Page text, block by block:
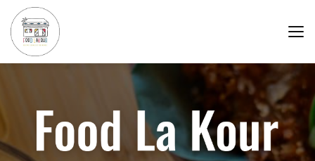
au
contenu
principal